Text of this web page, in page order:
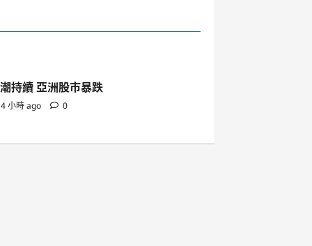
持續 亞洲股市暴跌
小時 ago 0